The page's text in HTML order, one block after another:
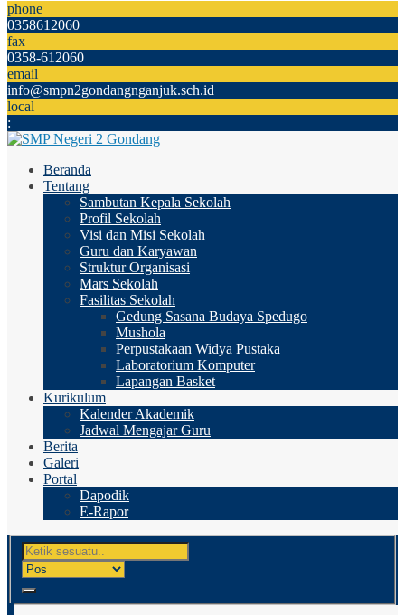
phone
0358612060
fax
0358-612060
email
info@smpn2gondangnganjuk.sch.id
local
:
Beranda
Tentang
Sambutan Kepala Sekolah
Profil Sekolah
Visi dan Misi Sekolah
Guru dan Karyawan
Struktur Organisasi
Mars Sekolah
Fasilitas Sekolah
Gedung Sasana Budaya Spedugo
Mushola
Perpustakaan Widya Pustaka
Laboratorium Komputer
Lapangan Basket
Kurikulum
Kalender Akademik
Jadwal Mengajar Guru
Berita
Galeri
Portal
Dapodik
E-Rapor